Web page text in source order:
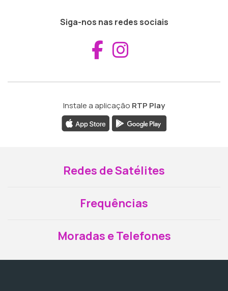
Siga-nos nas redes sociais
Aceder ao
Instale a aplicação RTP Play
Redes de Satélites
Frequências
Moradas e Telefones